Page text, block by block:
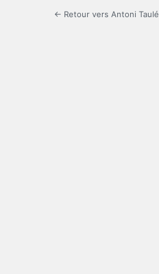
← Retour vers Antoni Taulé